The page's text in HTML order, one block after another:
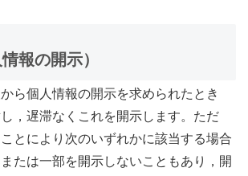
報の開示）
ら個人情報の開示を求められたとき
，遅滞なくこれを開示します。ただ
とにより次のいずれかに該当する場合
たは一部を開示しないこともあり，開